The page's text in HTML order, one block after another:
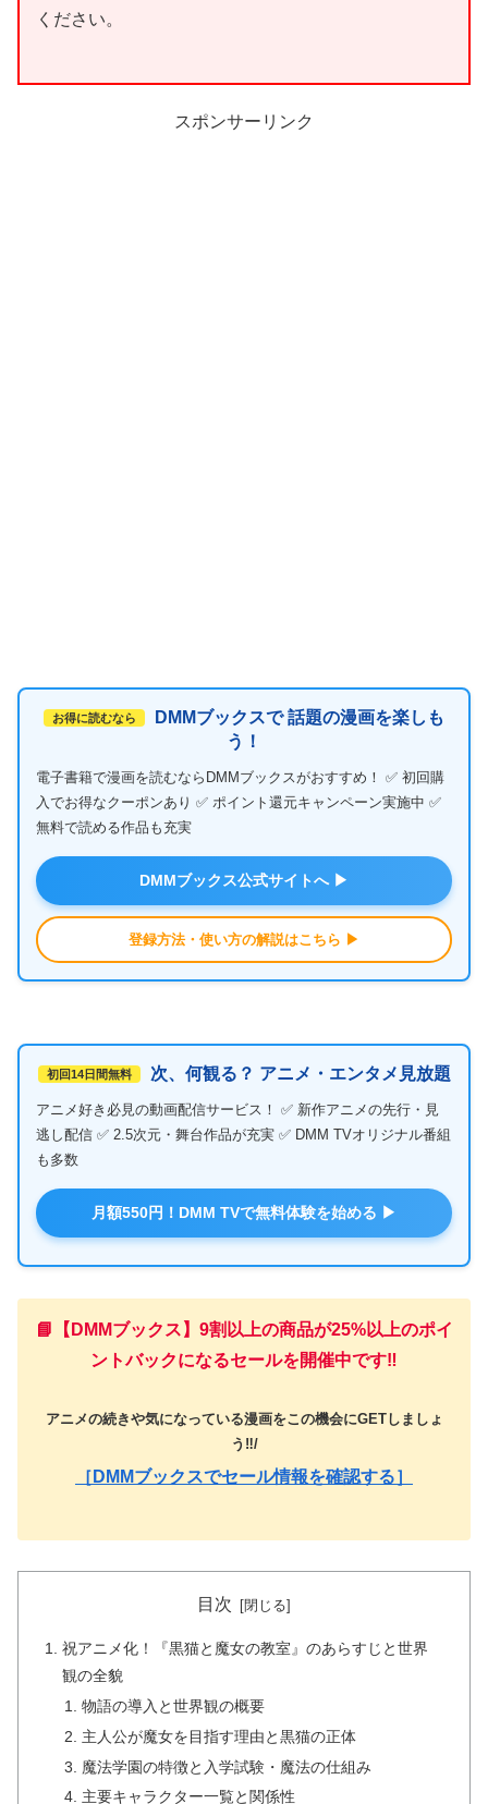
ください。
スポンサーリンク
お得に読むなら
DMMブックスで 話題の漫画を楽しも
う！
電子書籍で漫画を読むならDMMブックスがおすすめ！ ✅ 初回購
入でお得なクーポンあり ✅ ポイント還元キャンペーン実施中 ✅
無料で読める作品も充実
DMMブックス公式サイトへ ▶
登録方法・使い方の解説はこちら ▶
初回14日間無料 次、何観る？ アニメ・エンタメ見放題
アニメ好き必見の動画配信サービス！ ✅ 新作アニメの先行・見
逃し配信 ✅ 2.5次元・舞台作品が充実 ✅ DMM TVオリジナル番組
も多数
月額550円！DMM TVで無料体験を始める ▶
📘【DMMブックス】9割以上の商品が25%以上のポイ
ントバックになるセールを開催中です‼️
アニメの続きや気になっている漫画をこの機会にGETしましょ
う‼️/
［DMMブックスでセール情報を確認する］
目次
祝アニメ化！『黒猫と魔女の教室』のあらすじと世界
観の全貌
物語の導入と世界観の概要
主人公が魔女を目指す理由と黒猫の正体
魔法学園の特徴と入学試験・魔法の仕組み
主要キャラクター一覧と関係性